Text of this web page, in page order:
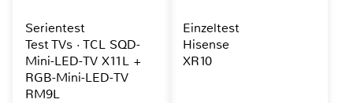
Serientest
Test TVs · TCL SQD-
Mini-LED-TV X11L +
RGB-Mini-LED-TV
RM9L
Einzeltest
Hisense
XR10